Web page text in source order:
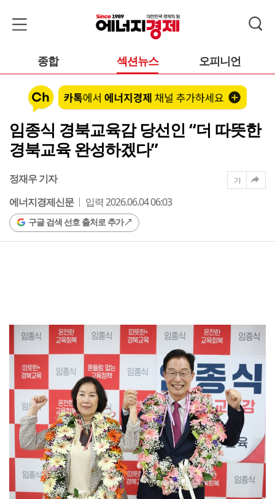
종합 섹션뉴스 오피니언
임종식 경북교육감 당선인 “더 따뜻한
경북교육 완성하겠다”
정재우 기자
에너지경제신문
입력 2026.06.04 06:03
구글 검색 선호 출처로 추가
가